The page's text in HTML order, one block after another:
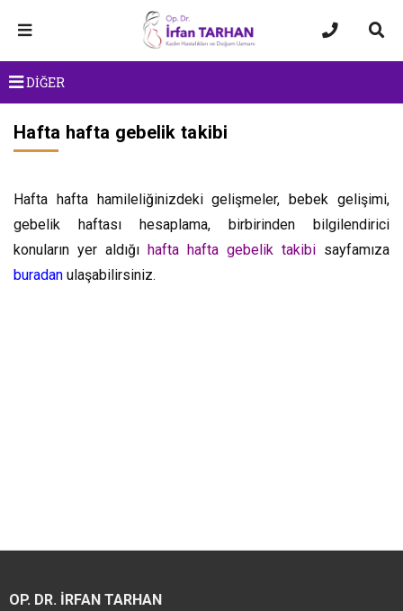
DİĞER
Hafta hafta gebelik takibi
Hafta hafta hamileliğinizdeki gelişmeler, bebek gelişimi,
gebelik haftası hesaplama, birbirinden bilgilendirici
konuların yer aldığı hafta hafta gebelik takibi sayfamıza
buradan ulaşabilirsiniz.
OP. DR. İRFAN TARHAN